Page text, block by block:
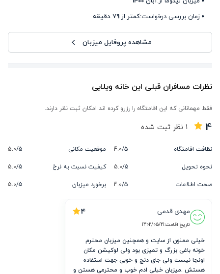
زمان بررسی درخواست:کمتر از 79 دقیقه
مشاهده پروفایل میزبان
نظرات مسافران قبلی این خانه ویلایی
فقط مهمانانی که این اقامتگاه را رزرو کرده اند امکان ثبت نظر دارند.
4
1 نظر ثبت شده
نظافت اقامتگاه 5/
4.0 موقعیت مکانی 5/
5.0
نحوه تحویل
5/
5.0 کیفیت نسبت به نرخ 5/
5.0
صحت اطلاعات
5/
4.0 برخورد میزبان 5/
5.0
مهدی قدمی 4
تاریخ اقامت:1402/05/21